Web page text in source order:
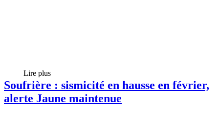
Lire plus
Soufrière : sismicité en hausse en février,
alerte Jaune maintenue